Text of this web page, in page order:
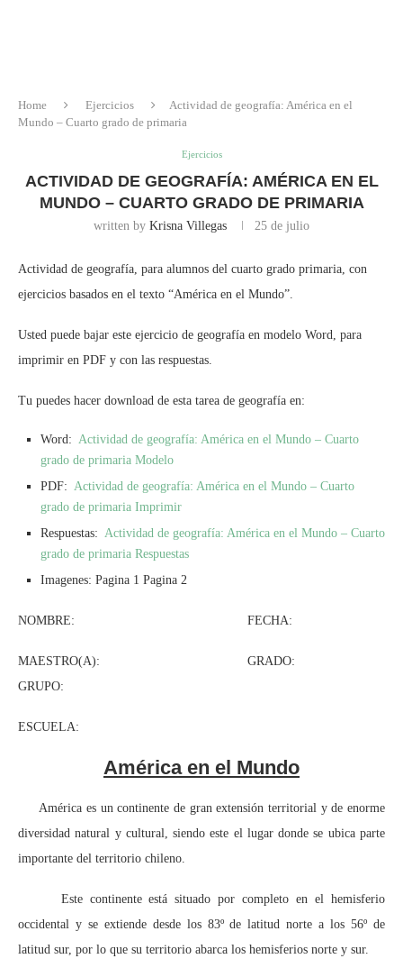
Home Ejercicios
Actividad de geografía: América en el
Mundo – Cuarto grado de primaria
Ejercicios
ACTIVIDAD DE GEOGRAFÍA: AMÉRICA EN EL
MUNDO – CUARTO GRADO DE PRIMARIA
written by Krisna Villegas 25 de julio
Actividad de geografía, para alumnos del cuarto grado primaria, con
ejercicios basados en el texto “América en el Mundo”.
Usted puede bajar este ejercicio de geografía en modelo Word, para
imprimir en PDF y con las respuestas.
Tu puedes hacer download de esta tarea de geografía en:
Word: Actividad de geografía: América en el Mundo – Cuarto
grado de primaria Modelo
PDF: Actividad de geografía: América en el Mundo – Cuarto
grado de primaria Imprimir
Respuestas: Actividad de geografía: América en el Mundo – Cuarto
grado de primaria Respuestas
Imagenes: Pagina 1 Pagina 2
NOMBRE: FECHA:
MAESTRO(A): GRADO:
GRUPO:
ESCUELA:
América en el Mundo
América es un continente de gran extensión territorial y de enorme
diversidad natural y cultural, siendo este el lugar donde se ubica parte
importante del territorio chileno.
Este continente está situado por completo en el hemisferio
occidental y se extiende desde los 83º de latitud norte a los 56º de
latitud sur, por lo que su territorio abarca los hemisferios norte y sur.